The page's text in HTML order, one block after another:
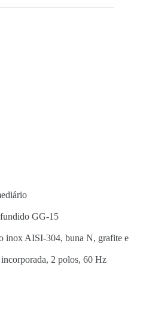
GG-15
inox AISI-304, buna N, grafite e
2 polos, 60 Hz